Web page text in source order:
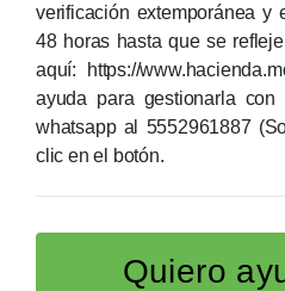
verificación extemporánea y
48 horas hasta que se
aquí: https://
ayuda para gestionarla
whatsapp al 5552961887
clic en el botón.
Quiero